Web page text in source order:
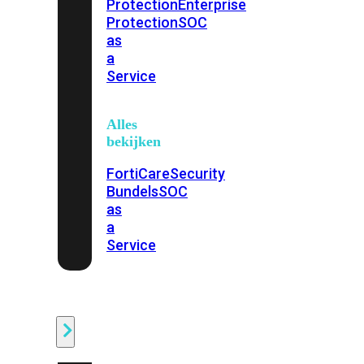
ProtectionEnterprise
ProtectionSOC
as
a
Service
Alles
bekijken
FortiCareSecurity
BundelsSOC
as
a
Service